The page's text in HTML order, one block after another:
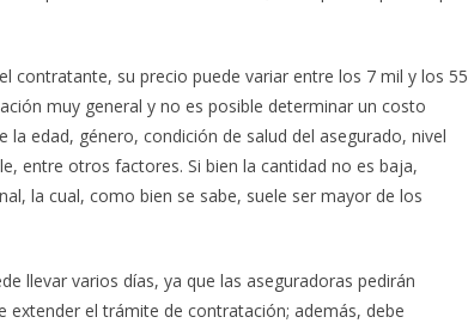
contratante, su precio puede variar entre los 7 mil y los 55
muy general y no es posible determinar un costo
edad, género, condición de salud del asegurado, nivel
entre otros factores. Si bien la cantidad no es baja,
la cual, como bien se sabe, suele ser mayor de los
llevar varios días, ya que las aseguradoras pedirán
el trámite de contratación; además, debe